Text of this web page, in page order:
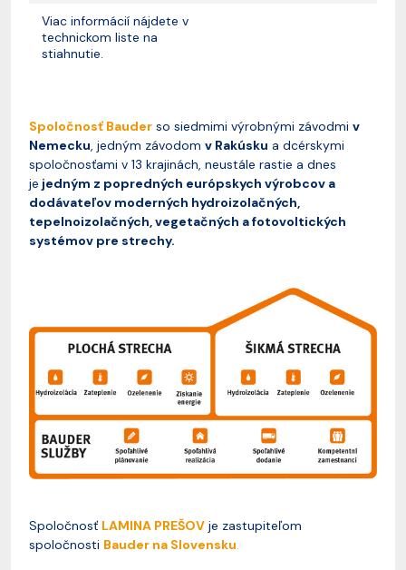
Viac informácií nájdete v
technickom liste na
stiahnutie.
Spoločnosť Bauder so siedmimi výrobnými závodmi v
Nemecku, jedným závodom v Rakúsku a dcérskymi
spoločnosťami v 13 krajinách, neustále rastie a dnes
je jedným z popredných európskych výrobcov a
dodávateľov moderných hydroizolačných,
tepelnoizolačných, vegetačných a fotovoltických
systémov pre strechy.
Spoločnosť LAMINA PREŠOV je zastupiteľom
spoločnosti Bauder na Slovensku.